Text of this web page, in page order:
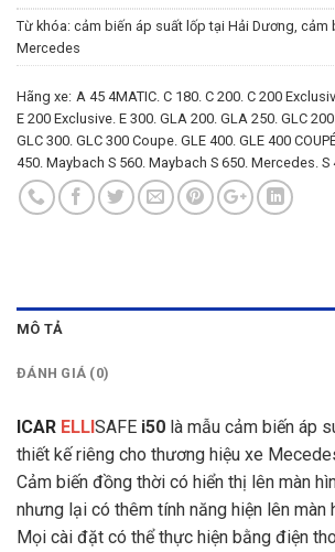
Từ khóa: cảm biến áp suất lốp tại Hải Dương cảm
Mercedes
Hãng xe: A 45 4MATIC. C 180. C 200. C 200
E 200 Exclusive. E 300. GLA 200. GLA 250. GLC 200.
GLC 300. GLC 300 Coupe. GLE 400. GLE 400
450. Maybach S 560. Maybach S 650. Mercedes. S
MÔ TẢ
ĐÁNH GIÁ (0)
ICAR ELLISAFE i50 là mẫu cảm biến áp
thiết kế riêng cho thương hiệu xe
Cảm biến đồng thời có hiển thị lên màn
nhưng lại có thêm tính năng hiện lên màn
Mọi cài đặt có thể thực hiện bằng điện